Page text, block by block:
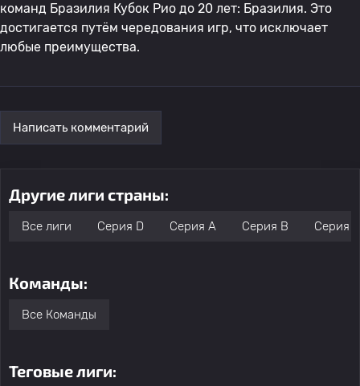
команд Бразилия Кубок Рио до 20 лет: Бразилия. Это
достигается путём чередования игр, что исключает
любые преимущества.
Написать комментарий
Другие лиги страны:
Все лиги Серия D Серия А Серия B Серия C
Команды:
Все Команды
Теговые лиги: